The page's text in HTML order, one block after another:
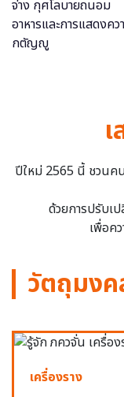
ปีใหม่ 2565 นี้ ชวนค
ด้วยการปรับเ
เพื่อค
วัตถุมง
เครื่องราง